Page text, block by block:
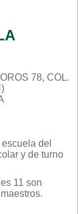
78, COL.
del
y de turno
11 son